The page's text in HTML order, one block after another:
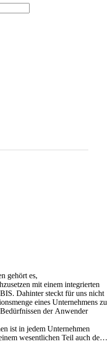
gehört es,
mit einem integrierten
Dahinter steckt für uns nicht
eines Unternehmens zu
der Anwender
ist in jedem Unternehmen
wesentlichen Teil auch den
von der Branche oder